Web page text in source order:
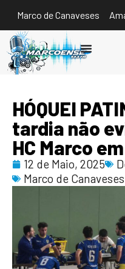
Marco de Canaveses
Ouvir
HÓQUEI
tardia não
HC Marco
12 de Maio, 2025
Marco de Canaveses